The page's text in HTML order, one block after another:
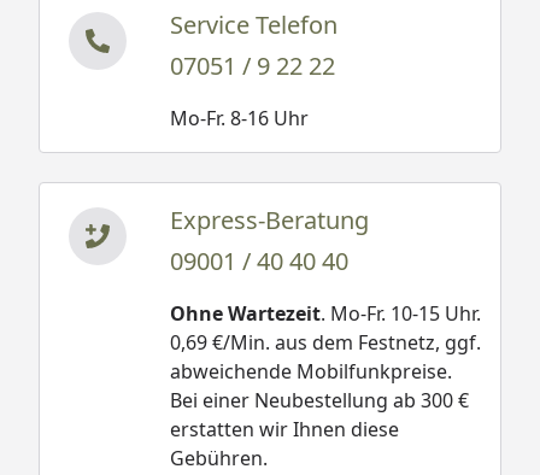
Service Telefon
07051 / 9 22 22
Mo-Fr. 8-16 Uhr
Express-Beratung
09001 / 40 40 40
Ohne Wartezeit. Mo-Fr. 10-15 Uhr.
0,69 €/Min. aus dem Festnetz, ggf.
abweichende Mobilfunkpreise.
Bei einer Neubestellung ab 300 €
erstatten wir Ihnen diese
Gebühren.